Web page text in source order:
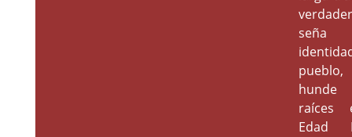
raíces
Edad